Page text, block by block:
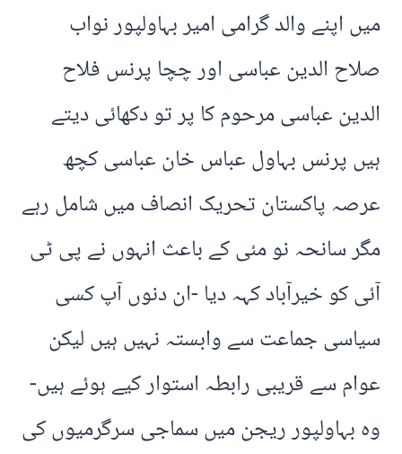
میں اپنے والد گرامی امیر بہاولپور نواب
صلاح الدین عباسی اور چچا پرنس فلاح
الدین عباسی مرحوم کا پر تو دکھائی دیتے
ہیں پرنس بہاول عباس خان عباسی کچھ
عرصہ پاکستان تحریک انصاف میں شامل رہے
مگر سانحہ نو مئی کے باعث انہوں نے پی ٹی
آئی کو خیرآباد کہہ دیا -ان دنوں آپ کسی
سیاسی جماعت سے وابستہ نہیں ہیں لیکن
عوام سے قریبی رابطہ استوار کیے ہوئے ہیں-
وہ بہاولپور ریجن میں سماجی سرگرمیوں کی